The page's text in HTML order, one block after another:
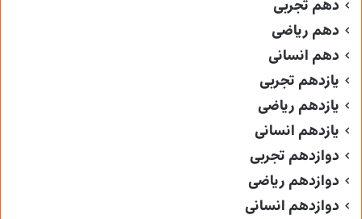
دهم تجربی
دهم ریاضی
دهم انسانی
یازدهم تجربی
یازدهم ریاضی
یازدهم انسانی
دوازدهم تجربی
دوازدهم ریاضی
دوازدهم انسانی